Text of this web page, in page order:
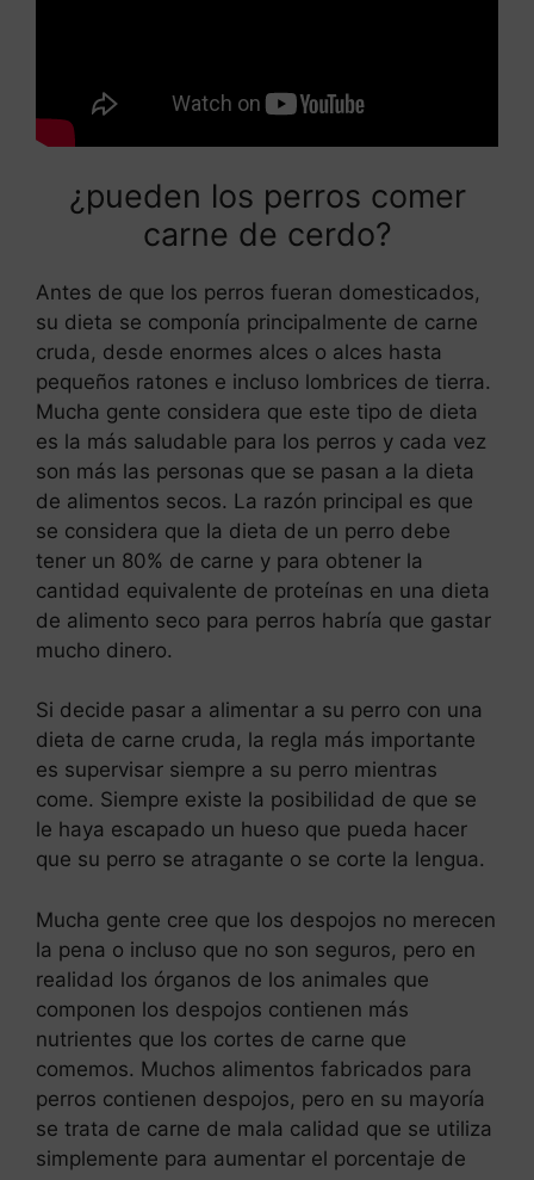
¿pueden los perros comer
carne de cerdo?
Antes de que los perros fueran domesticados,
su dieta se componía principalmente de carne
cruda, desde enormes alces o alces hasta
pequeños ratones e incluso lombrices de tierra.
Mucha gente considera que este tipo de dieta
es la más saludable para los perros y cada vez
son más las personas que se pasan a la dieta
de alimentos secos. La razón principal es que
se considera que la dieta de un perro debe
tener un 80% de carne y para obtener la
cantidad equivalente de proteínas en una dieta
de alimento seco para perros habría que gastar
mucho dinero.
Si decide pasar a alimentar a su perro con una
dieta de carne cruda, la regla más importante
es supervisar siempre a su perro mientras
come. Siempre existe la posibilidad de que se
le haya escapado un hueso que pueda hacer
que su perro se atragante o se corte la lengua.
Mucha gente cree que los despojos no merecen
la pena o incluso que no son seguros, pero en
realidad los órganos de los animales que
componen los despojos contienen más
nutrientes que los cortes de carne que
comemos. Muchos alimentos fabricados para
perros contienen despojos, pero en su mayoría
se trata de carne de mala calidad que se utiliza
simplemente para aumentar el porcentaje de